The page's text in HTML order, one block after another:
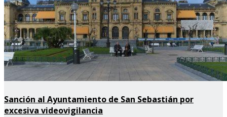
Sanción al Ayuntamiento de San Sebastián por
excesiva videovigilancia